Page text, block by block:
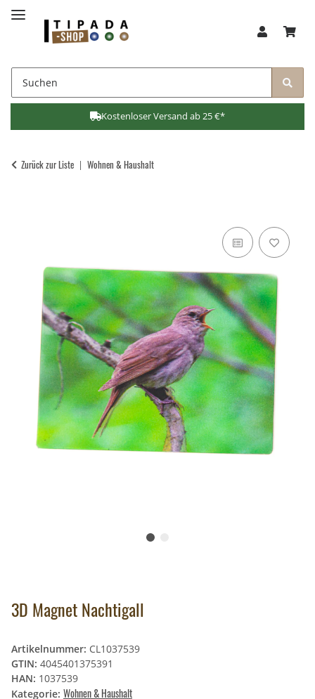
Kostenloser Versand ab 25 €*
Zurück zur Liste Wohnen & Haushalt
3D Magnet Nachtigall
Artikelnummer: CL1037539
GTIN: 4045401375391
HAN: 1037539
Kategorie: Wohnen & Haushalt